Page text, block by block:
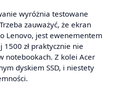
wyróżnia testowane
zauważyć, że ekran
Lenovo, jest ewenementem
zł praktycznie nie
notebookach. Z kolei Acer
dyskiem SSD, i niestety